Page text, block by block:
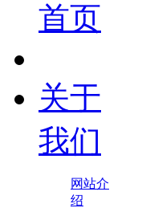
首页
关于
我们
网站介
绍